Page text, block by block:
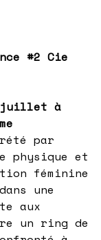
#2 Cie
juillet à
par
physique et
féminine
une
aux
un ring de